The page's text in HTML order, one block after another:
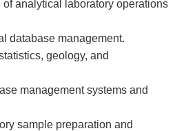
analytical laboratory operations
database management.
geology, and
management systems and
sample preparation and